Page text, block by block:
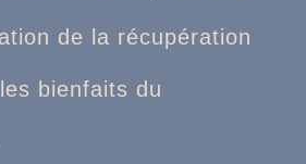
de la récupération
bienfaits du